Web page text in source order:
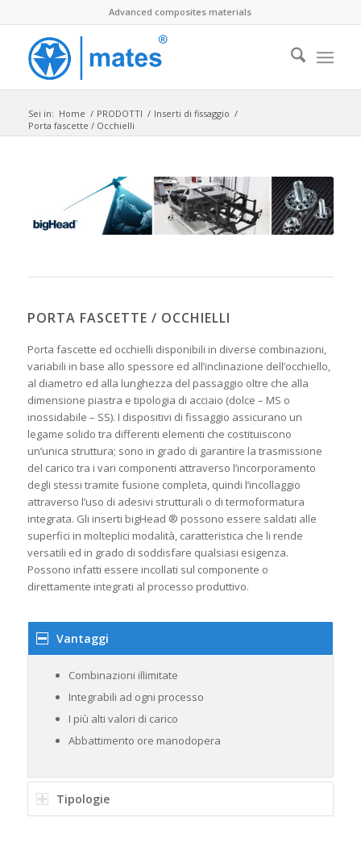
Advanced composites materials
Sei in: Home / PRODOTTI / Inserti di fissaggio /
Porta fascette / Occhielli
PORTA FASCETTE / OCCHIELLI
Porta fascette ed occhielli disponibili in diverse combinazioni,
variabili in base allo spessore ed all’inclinazione dell’occhiello,
al diametro ed alla lunghezza del passaggio oltre che alla
dimensione piastra e tipologia di acciaio (dolce – MS o
inossidabile – SS). I dispositivi di fissaggio assicurano un
legame solido tra differenti elementi che costituiscono
un’unica struttura; sono in grado di garantire la trasmissione
del carico tra i vari componenti attraverso l’incorporamento
degli stessi tramite fusione completa, quindi l’incollaggio
attraverso l’uso di adesivi strutturali o di termoformatura
integrata. Gli inserti bigHead ® possono essere saldati alle
superfici in molteplici modalità, caratteristica che li rende
versatili ed in grado di soddisfare qualsiasi esigenza.
Possono infatti essere incollati sul componente o
direttamente integrati al processo produttivo.
Vantaggi
Combinazioni illimitate
Integrabili ad ogni processo
I più alti valori di carico
Abbattimento ore manodopera
Tipologie